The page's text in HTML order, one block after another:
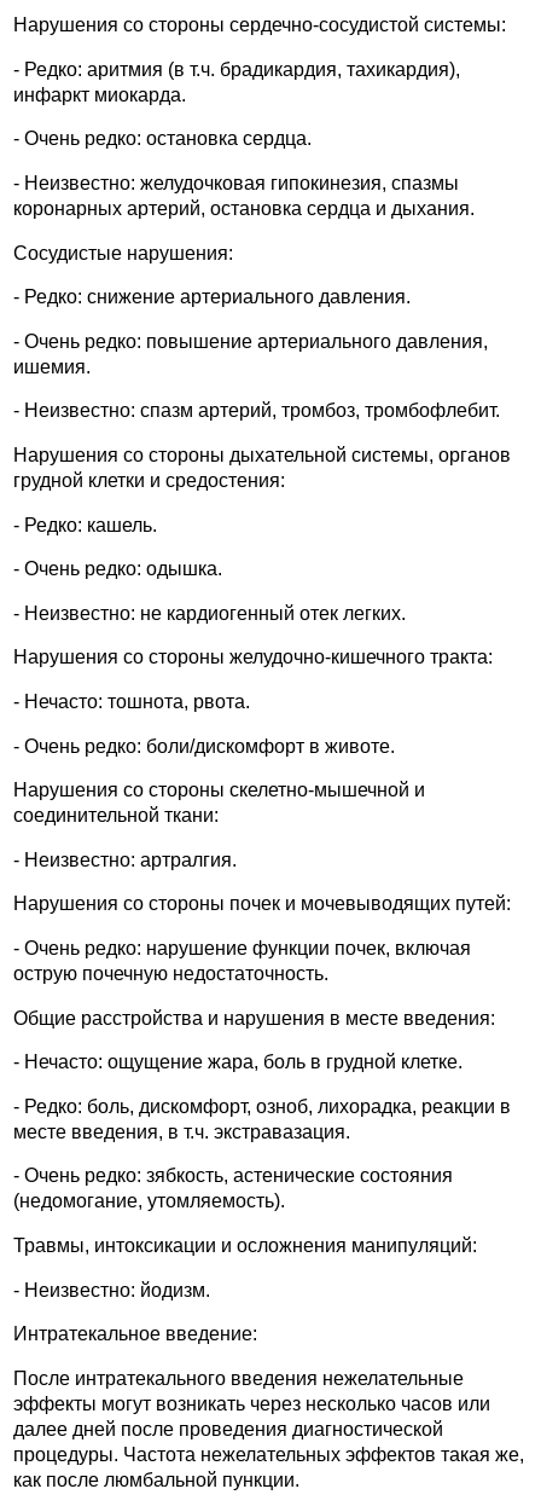
Нарушения со стороны сердечно-сосудистой системы:
- Редко: аритмия (в т.ч. брадикардия, тахикардия),
инфаркт миокарда.
- Очень редко: остановка сердца.
- Неизвестно: желудочковая гипокинезия, спазмы
коронарных артерий, остановка сердца и дыхания.
Сосудистые нарушения:
- Редко: снижение артериального давления.
- Очень редко: повышение артериального давления,
ишемия.
- Неизвестно: спазм артерий, тромбоз, тромбофлебит.
Нарушения со стороны дыхательной системы, органов
грудной клетки и средостения:
- Редко: кашель.
- Очень редко: одышка.
- Неизвестно: не кардиогенный отек легких.
Нарушения со стороны желудочно-кишечного тракта:
- Нечасто: тошнота, рвота.
- Очень редко: боли/дискомфорт в животе.
Нарушения со стороны скелетно-мышечной и
соединительной ткани:
- Неизвестно: артралгия.
Нарушения со стороны почек и мочевыводящих путей:
- Очень редко: нарушение функции почек, включая
острую почечную недостаточность.
Общие расстройства и нарушения в месте введения:
- Нечасто: ощущение жара, боль в грудной клетке.
- Редко: боль, дискомфорт, озноб, лихорадка, реакции в
месте введения, в т.ч. экстравазация.
- Очень редко: зябкость, астенические состояния
(недомогание, утомляемость).
Травмы, интоксикации и осложнения манипуляций:
- Неизвестно: йодизм.
Интратекальное введение:
После интратекального введения нежелательные
эффекты могут возникать через несколько часов или
далее дней после проведения диагностической
процедуры. Частота нежелательных эффектов такая же,
как после люмбальной пункции.